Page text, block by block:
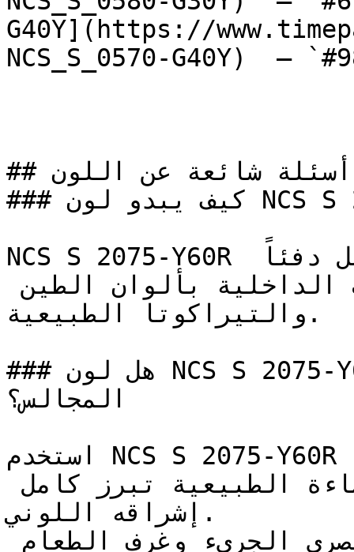
G40Y](https://
NCS_S_0570-G40Y)  —
## أسئلة شائعة عن اللون
### كيف يبدو لون NCS S 2075-Y60R على جدران المنزل؟
NCS S 2075-Y60R برتقالي متوسط وهادئ يحمل دفئاً
ترابياً، ليربط المساحات الداخلية بألوان الطين
والتيراكوتا الطبيعية.
### هل لون NCS S 2075-Y60R مناسب لغرف النوم أو
المجالس؟
استخدم NCS S 2075-Y60R في الغرف المضاءة جيداً
إشراقه اللوني.